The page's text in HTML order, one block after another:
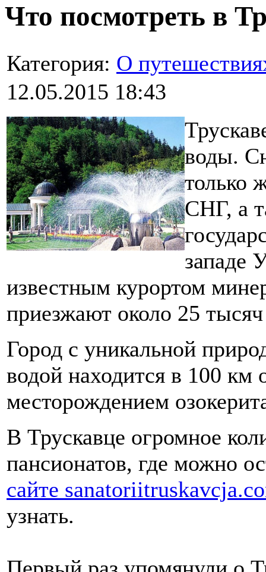
Что посмотреть в
Категория: О
12.05.2015 18:43
воды.
только
СНГ, а
западе
известным курортом
приезжают около 25
Город с уникальной
водой находится в 100 км
месторождением
В Трускавце огромное
пансионатов, где можно
сайте
узнать.